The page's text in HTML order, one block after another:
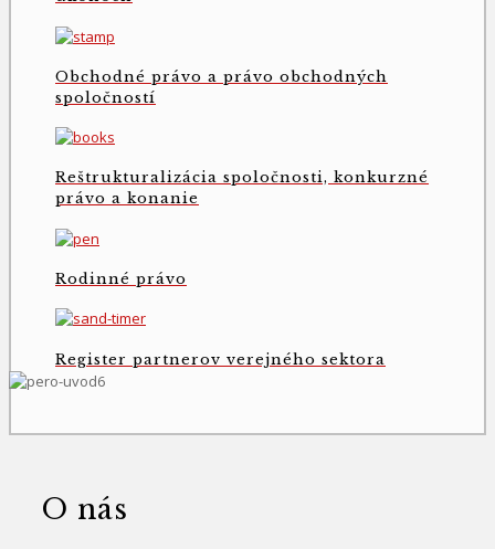
Obchodné právo a právo obchodných
spoločností
Reštrukturalizácia spoločnosti, konkurzné
právo a konanie
Rodinné právo
Register partnerov verejného sektora
O nás